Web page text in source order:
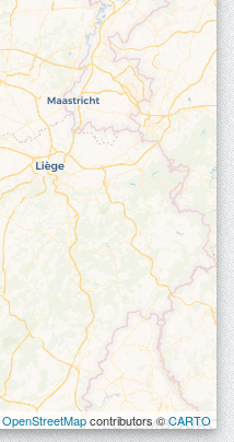
OpenStreetMapcontributors ©CARTO